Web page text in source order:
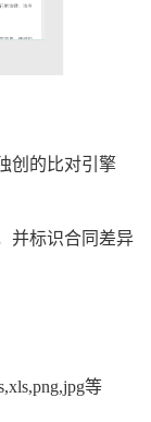
创的比对引擎
并标识合同差异
等